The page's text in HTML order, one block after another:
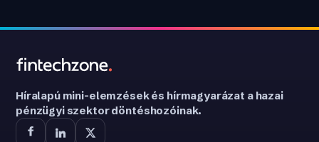
Híralapú mini-elemzések és hírmagyarázat a hazai
pénzügyi szektor döntéshozóinak.